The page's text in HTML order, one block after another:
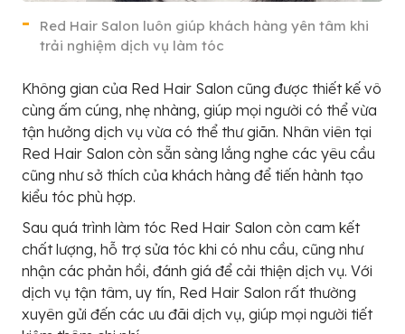
Red Hair Salon luôn giúp khách hàng yên tâm khi
trải nghiệm dịch vụ làm tóc
Không gian của Red Hair Salon cũng được thiết kế vô
cùng ấm cúng, nhẹ nhàng, giúp mọi người có thể vừa
tận hưởng dịch vụ vừa có thể thư giãn. Nhân viên tại
Red Hair Salon còn sẵn sàng lắng nghe các yêu cầu
cũng như sở thích của khách hàng để tiến hành tạo
kiểu tóc phù hợp.
Sau quá trình làm tóc Red Hair Salon còn cam kết
chất lượng, hỗ trợ sửa tóc khi có nhu cầu, cũng như
nhận các phản hồi, đánh giá để cải thiện dịch vụ. Với
dịch vụ tận tâm, uy tín, Red Hair Salon rất thường
xuyên gửi đến các ưu đãi dịch vụ, giúp mọi người tiết